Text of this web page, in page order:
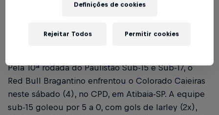
Escrito por Bruno Sousa
Pela 10ª rodada do Paulistão Sub-15 e Sub-17, o
Red Bull Bragantino enfrentou o Colorado Caieiras
neste sábado (4), no CPD, em Atibaia-SP. A equipe
sub-15 goleou por 5 a 0, com gols de Iarley (2x),
Definições de cookies
Rejeitar Todos Permitir cookies